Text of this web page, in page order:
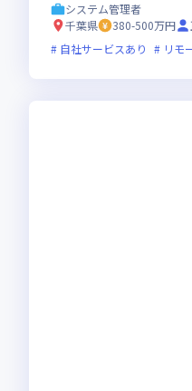
システム管理者
千葉県
380-500万円
自社サービスあり
リモ